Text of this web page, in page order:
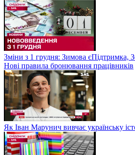
Зміни з 1 грудня: Зимова єПідтримка,
Нові правила бронювання працівників
Як Іван Марунич вивчає українську